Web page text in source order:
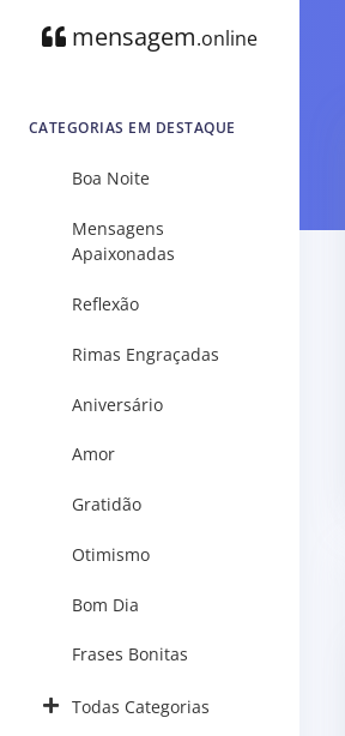
mensagem.online
CATEGORIAS EM DESTAQUE
Boa Noite
Mensagens
Apaixonadas
Reflexão
Rimas Engraçadas
Aniversário
Amor
Gratidão
Otimismo
Bom Dia
Frases Bonitas
Todas Categorias